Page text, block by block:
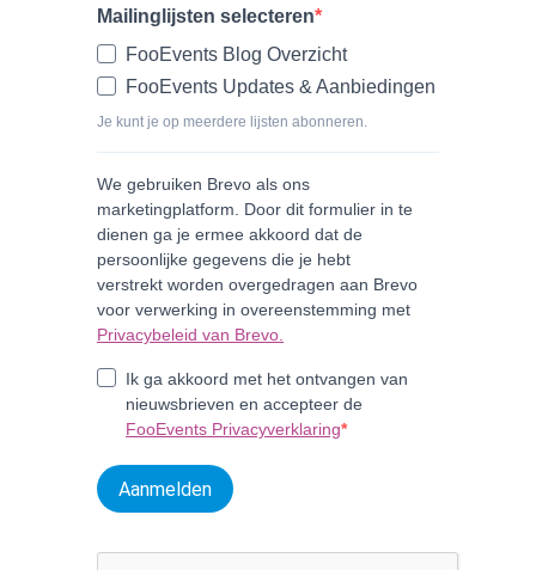
Mailinglijsten selecteren
FooEvents Blog Overzicht
FooEvents Updates & Aanbiedingen
Je kunt je op meerdere lijsten abonneren.
We gebruiken Brevo als ons
marketingplatform. Door dit formulier in te
dienen ga je ermee akkoord dat de
persoonlijke gegevens die je hebt
verstrekt worden overgedragen aan Brevo
voor verwerking in overeenstemming met
Privacybeleid van Brevo.
Ik ga akkoord met het ontvangen van
nieuwsbrieven en accepteer de
FooEvents Privacyverklaring
Aanmelden